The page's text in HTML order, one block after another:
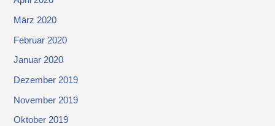
März 2020
Februar 2020
Januar 2020
Dezember 2019
November 2019
Oktober 2019